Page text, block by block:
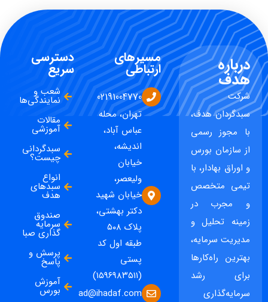
درباره
هدف
شرکت
سبدگردان هدف،
با مجوز رسمی
از سازمان بورس
و اوراق بهادار، با
تیمی متخصص
و مجرب در
زمینه تحلیل و
مدیریت سرمایه،
بهترین راه‌کارها
برای رشد
سرمایه‌گذاری
مسیرهای
ارتباطی
02191004770
تهران، محله
عباس آباد،
اندیشه،
خیابان
ولیعصر،
خیابان شهید
دکتر بهشتی،
پلاک ۵۰۸
طبقه اول کد
پستی
(۱۵۹۶۹۸۳۵۱۱)
ad@ihadaf.com
دسترسی
سریع
شعب و
نمایندگی‌ها
مقالات
آموزشی
سبدگردانی
چیست؟
انواع
سبدهای
هدف
صندوق
سرمایه
گذاری صبا
پرسش و
پاسخ
آموزش
بورس